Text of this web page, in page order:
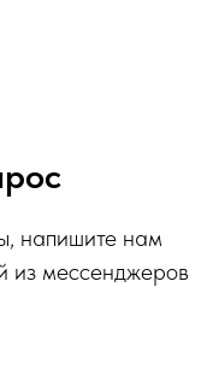
напишите нам
из мессенджеров